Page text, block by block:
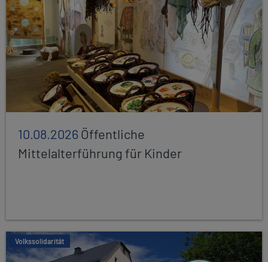
10.08.2026Öffentliche
Mittelalterführung für Kinder
Volkssolidarität